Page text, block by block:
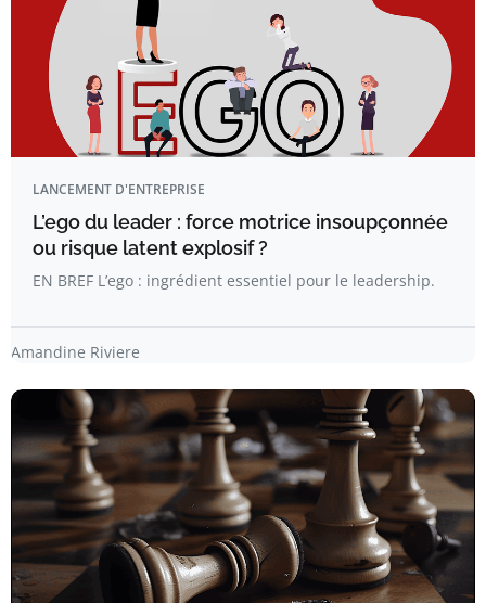
LANCEMENT D'ENTREPRISE
L’ego du leader : force motrice insoupçonnée
ou risque latent explosif ?
EN BREF L’ego : ingrédient essentiel pour le leadership.
Amandine Riviere